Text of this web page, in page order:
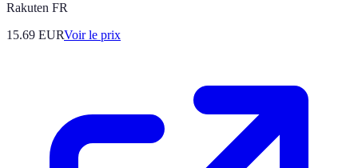
Rakuten FR
15.69 EURVoir le prix